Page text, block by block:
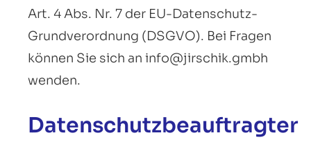
Art. 4 Abs. Nr. 7 der EU-Datenschutz-
Grundverordnung (DSGVO). Bei Fragen
können Sie sich an info@jirschik.gmbh
wenden.
Datenschutzbeauftragter